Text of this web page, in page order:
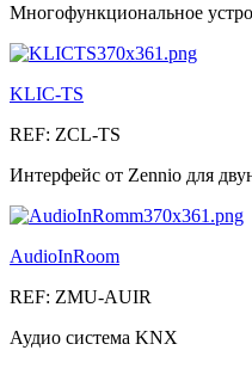
Многофункциональное
KLIC-TS
REF: ZCL-TS
Интерфейс от Zennio для
AudioInRoom
REF: ZMU-AUIR
Аудио система KNX